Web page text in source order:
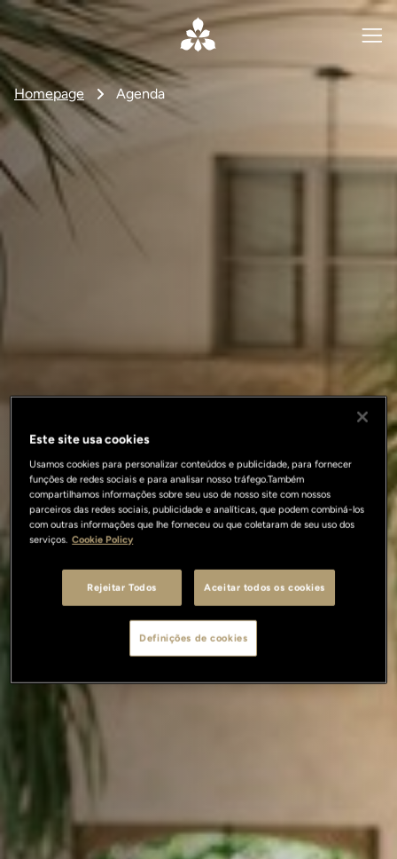
Homepage Agenda
Este site usa cookies
Usamos cookies para personalizar conteúdos e publicidade, para fornecer
funções de redes sociais e para analisar nosso tráfego.Também
compartilhamos informações sobre seu uso de nosso site com nossos
parceiros das redes sociais, publicidade e analíticas, que podem combiná-los
com outras informações que lhe forneceu ou que coletaram de seu uso dos
serviços. Cookie Policy
Rejeitar Todos Aceitar todos os cookies
Definições de cookies